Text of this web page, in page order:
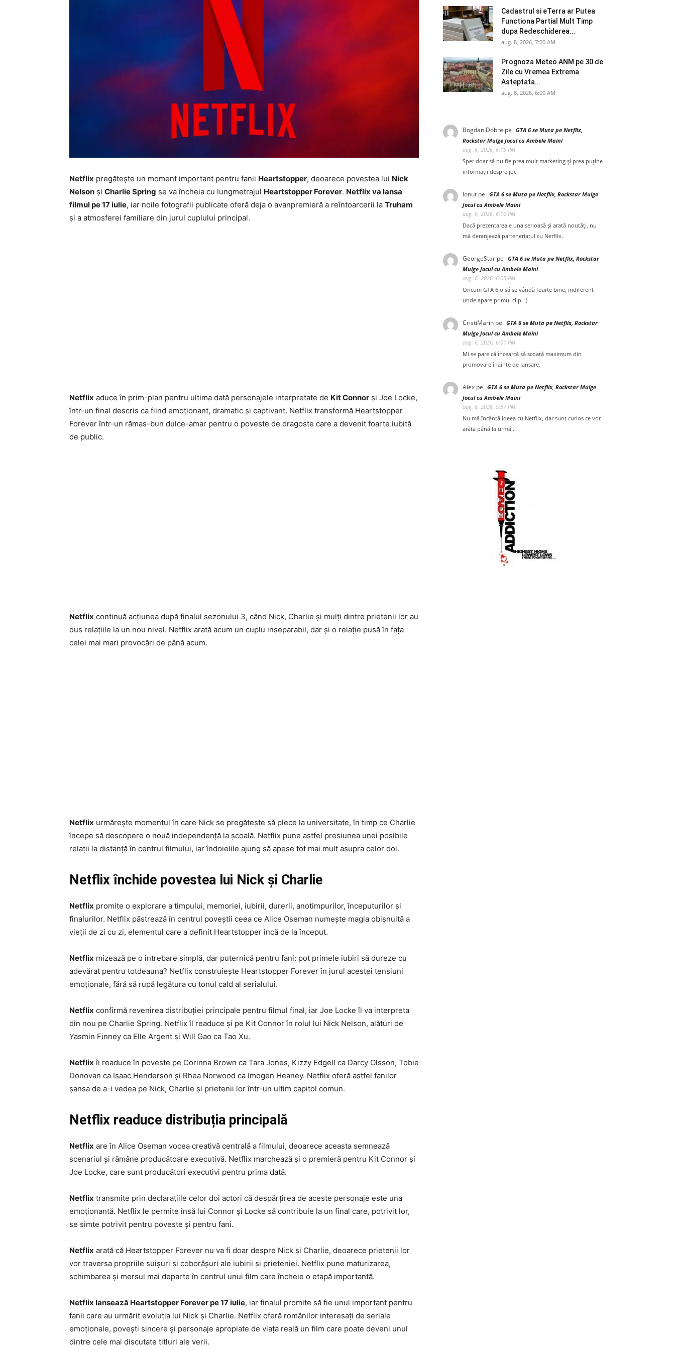
Netflix pregătește un moment important pentru fanii Heartstopper, deoarece povestea lui Nick
Nelson și Charlie Spring se va încheia cu lungmetrajul Heartstopper Forever. Netflix va lansa
filmul pe 17 iulie, iar noile fotografii publicate oferă deja o avanpremieră a reîntoarcerii la Truham
și a atmosferei familiare din jurul cuplului principal.
Netflix aduce în prim-plan pentru ultima dată personajele interpretate de Kit Connor și Joe Locke,
într-un final descris ca fiind emoționant, dramatic și captivant. Netflix transformă Heartstopper
Forever într-un rămas-bun dulce-amar pentru o poveste de dragoste care a devenit foarte iubită
de public.
Netflix continuă acțiunea după finalul sezonului 3, când Nick, Charlie și mulți dintre prietenii lor au
dus relațiile la un nou nivel. Netflix arată acum un cuplu inseparabil, dar și o relație pusă în fața
celei mai mari provocări de până acum.
Netflix urmărește momentul în care Nick se pregătește să plece la universitate, în timp ce Charlie
începe să descopere o nouă independență la școală. Netflix pune astfel presiunea unei posibile
relații la distanță în centrul filmului, iar îndoielile ajung să apese tot mai mult asupra celor doi.
Netflix închide povestea lui Nick și Charlie
Netflix promite o explorare a timpului, memoriei, iubirii, durerii, anotimpurilor, începuturilor și
finalurilor. Netflix păstrează în centrul poveștii ceea ce Alice Oseman numește magia obișnuită a
vieții de zi cu zi, elementul care a definit Heartstopper încă de la început.
Netflix mizează pe o întrebare simplă, dar puternică pentru fani: pot primele iubiri să dureze cu
adevărat pentru totdeauna? Netflix construiește Heartstopper Forever în jurul acestei tensiuni
emoționale, fără să rupă legătura cu tonul cald al serialului.
Netflix confirmă revenirea distribuției principale pentru filmul final, iar Joe Locke îl va interpreta
din nou pe Charlie Spring. Netflix îl readuce și pe Kit Connor în rolul lui Nick Nelson, alături de
Yasmin Finney ca Elle Argent și Will Gao ca Tao Xu.
Netflix îi readuce în poveste pe Corinna Brown ca Tara Jones, Kizzy Edgell ca Darcy Olsson, Tobie
Donovan ca Isaac Henderson și Rhea Norwood ca Imogen Heaney. Netflix oferă astfel fanilor
șansa de a-i vedea pe Nick, Charlie și prietenii lor într-un ultim capitol comun.
Netflix readuce distribuția principală
Netflix are în Alice Oseman vocea creativă centrală a filmului, deoarece aceasta semnează
scenariul și rămâne producătoare executivă. Netflix marchează și o premieră pentru Kit Connor și
Joe Locke, care sunt producători executivi pentru prima dată.
Netflix transmite prin declarațiile celor doi actori că despărțirea de aceste personaje este una
emoționantă. Netflix le permite însă lui Connor și Locke să contribuie la un final care, potrivit lor,
se simte potrivit pentru poveste și pentru fani.
Netflix arată că Heartstopper Forever nu va fi doar despre Nick și Charlie, deoarece prietenii lor
vor traversa propriile suișuri și coborâșuri ale iubirii și prieteniei. Netflix pune maturizarea,
schimbarea și mersul mai departe în centrul unui film care încheie o etapă importantă.
Netflix lansează Heartstopper Forever pe 17 iulie, iar finalul promite să fie unul important pentru
fanii care au urmărit evoluția lui Nick și Charlie. Netflix oferă românilor interesați de seriale
emoționale, povești sincere și personaje apropiate de viața reală un film care poate deveni unul
dintre cele mai discutate titluri ale verii.
Cadastrul si eTerra ar Putea
Functiona Partial Mult Timp
dupa Redeschiderea...
aug. 8, 2026, 7:00 AM
Prognoza Meteo ANM pe 30 de
Zile cu Vremea Extrema
Asteptata...
aug. 8, 2026, 6:00 AM
Bogdan Dobre pe GTA 6 se Muta pe Netflix,
Rockstar Mulge Jocul cu Ambele Maini
aug. 6, 2026, 6:15 PM
Sper doar să nu fie prea mult marketing și prea puține
informații despre joc.
Ionut pe GTA 6 se Muta pe Netflix, Rockstar Mulge
Jocul cu Ambele Maini
aug. 6, 2026, 6:10 PM
Dacă prezentarea e una serioasă și arată noutăți, nu
mă deranjează parteneriatul cu Netflix.
GeorgeStar pe GTA 6 se Muta pe Netflix, Rockstar
Mulge Jocul cu Ambele Maini
aug. 6, 2026, 6:05 PM
Oricum GTA 6 o să se vândă foarte bine, indiferent
unde apare primul clip. :)
CristiMarin pe GTA 6 se Muta pe Netflix, Rockstar
Mulge Jocul cu Ambele Maini
aug. 6, 2026, 6:01 PM
Mi se pare că încearcă să scoată maximum din
promovare înainte de lansare.
Alex pe GTA 6 se Muta pe Netflix, Rockstar Mulge
Jocul cu Ambele Maini
aug. 6, 2026, 5:57 PM
Nu mă încântă ideea cu Netflix, dar sunt curios ce vor
arăta până la urmă...